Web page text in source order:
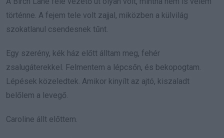
történne. A fejem tele volt zajjal, miközben a külvilág
szokatlanul csendesnek tűnt.
Egy szerény, kék ház előtt álltam meg, fehér
zsalugáterekkel. Felmentem a lépcsőn, és bekopogtam.
Lépések közeledtek. Amikor kinyílt az ajtó, kiszaladt
belőlem a levegő.
Caroline állt előttem.